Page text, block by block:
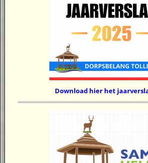
Download hier het